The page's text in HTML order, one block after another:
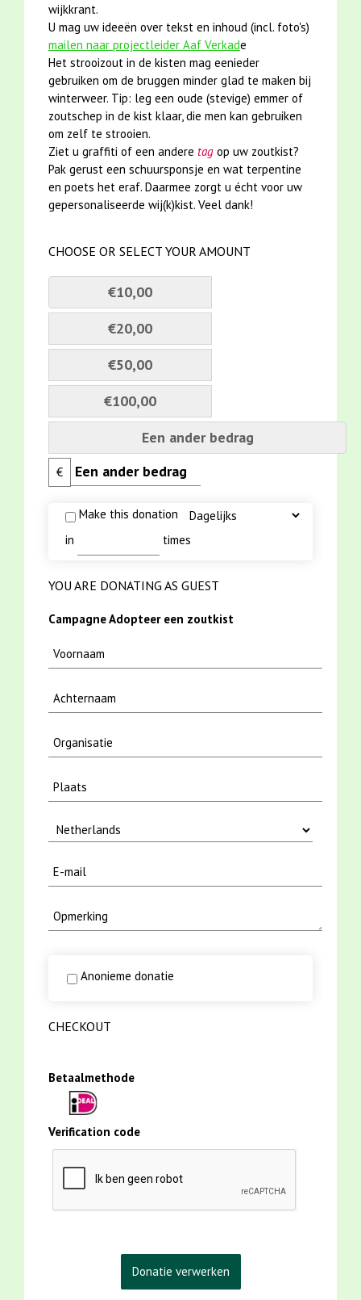
wijkkrant.
U mag uw ideeën over tekst en inhoud (incl. foto's)
mailen naar projectleider Aaf Verkade
Het strooizout in de kisten mag eenieder
gebruiken om de bruggen minder glad te maken bij
winterweer. Tip: leg een oude (stevige) emmer of
zoutschep in de kist klaar, die men kan gebruiken
om zelf te strooien.
Ziet u graffiti of een andere tag op uw zoutkist?
Pak gerust een schuursponsje en wat terpentine
en poets het eraf. Daarmee zorgt u écht voor uw
gepersonaliseerde wij(k)kist. Veel dank!
CHOOSE OR SELECT YOUR AMOUNT
€10,00
€20,00
€50,00
€100,00
Een ander bedrag
€
Make this donation
in
times
YOU ARE DONATING AS GUEST
Campagne Adopteer een zoutkist
Anonieme donatie
CHECKOUT
Betaalmethode
Verification code